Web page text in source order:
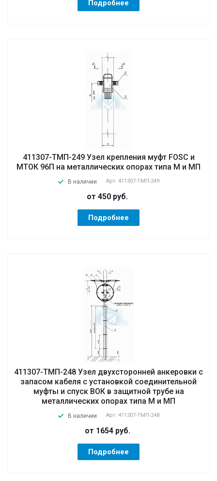
Подробнее
411307-ТМП-249 Узел крепления муфт FOSC и
МТОК 96П на металлических опорах типа М и МП
В наличии Арт. 411307-ТМП-249
от 450 руб.
Подробнее
411307-ТМП-248 Узел двухсторонней анкеровки с
запасом кабеля с установкой соединительной
муфты и спуск ВОК в защитной трубе на
металлических опорах типа М и МП
В наличии Арт. 411307-ТМП-248
от 1654 руб.
Подробнее